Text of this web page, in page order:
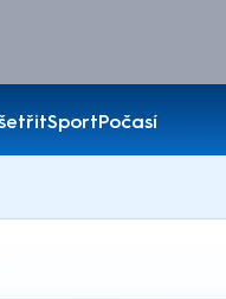
SportPočasí